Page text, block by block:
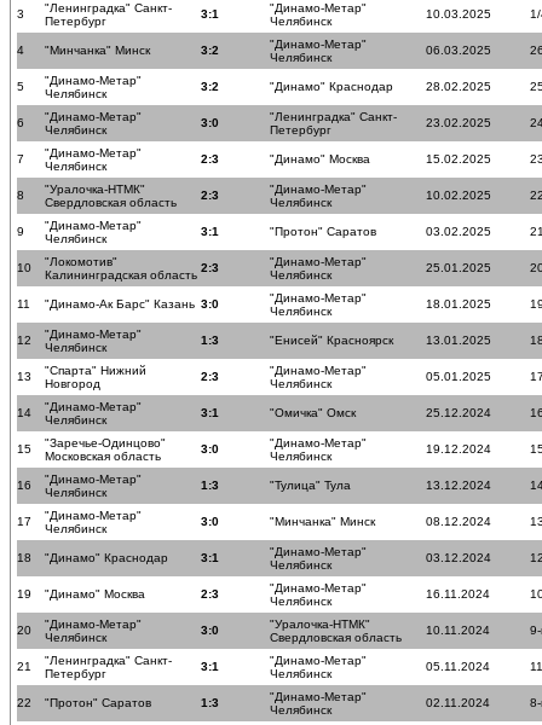
3
"Ленинградка" Санкт-
Петербург
3:1
"Динамо-Метар"
Челябинск
10.03.2025
4 "Минчанка" Минск 3:2
"Динамо-Метар"
Челябинск
06.03.2025
5
"Динамо-Метар"
Челябинск
3:2 "Динамо" Краснодар 28.02.2025
6
"Динамо-Метар"
Челябинск
3:0
"Ленинградка" Санкт-
Петербург
23.02.2025
7
"Динамо-Метар"
Челябинск
2:3 "Динамо" Москва 15.02.2025
8
"Уралочка-НТМК"
Свердловская область
2:3
"Динамо-Метар"
Челябинск
10.02.2025
9
"Динамо-Метар"
Челябинск
3:1 "Протон" Саратов 03.02.2025
10
"Локомотив"
Калининградская область
2:3
"Динамо-Метар"
Челябинск
25.01.2025
11 "Динамо-Ак Барс" Казань 3:0
"Динамо-Метар"
Челябинск
18.01.2025
12
"Динамо-Метар"
Челябинск
1:3 "Енисей" Красноярск 13.01.2025
13
"Спарта" Нижний
Новгород
2:3
"Динамо-Метар"
Челябинск
05.01.2025
14
"Динамо-Метар"
Челябинск
3:1 "Омичка" Омск 25.12.2024
15
"Заречье-Одинцово"
Московская область
3:0
"Динамо-Метар"
Челябинск
19.12.2024
16
"Динамо-Метар"
Челябинск
1:3 "Тулица" Тула 13.12.2024
17
"Динамо-Метар"
Челябинск
3:0 "Минчанка" Минск 08.12.2024
18 "Динамо" Краснодар 3:1
"Динамо-Метар"
Челябинск
03.12.2024
19 "Динамо" Москва 2:3
"Динамо-Метар"
Челябинск
16.11.2024
20
"Динамо-Метар"
Челябинск
3:0
"Уралочка-НТМК"
Свердловская область
10.11.2024
21
"Ленинградка" Санкт-
Петербург
3:1
"Динамо-Метар"
Челябинск
05.11.2024
22 "Протон" Саратов 1:3
"Динамо-Метар"
Челябинск
02.11.2024